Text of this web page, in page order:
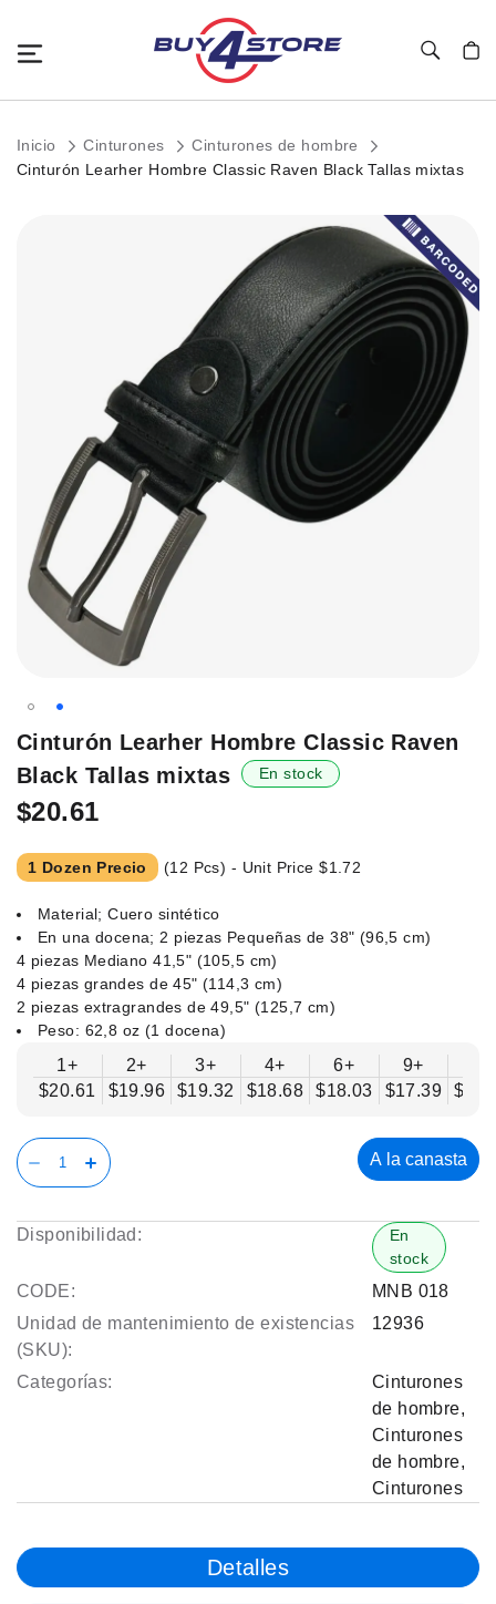
Inicio Cinturones
Cinturones de hombre
Cinturón Learher Hombre Classic Raven Black Tallas mixtas
Saltar
principio
de
la
galería
de
Cinturón Learher Hombre Classic Raven
Black Tallas mixtas
En stock
$20.61
1 Dozen Precio (12 Pcs) - Unit Price$1.72
Material; Cuero sintético
En una docena; 2 piezas Pequeñas de 38" (96,5 cm)
4 piezas Mediano 41,5" (105,5 cm)
4 piezas grandes de 45" (114,3 cm)
2 piezas extragrandes de 49,5" (125,7 cm)
Peso: 62,8 oz (1 docena)
1+
$20.61
2+
$19.96
3+
$19.32
4+
$18.68
6+
$18.03
9+
$17.39
A la canasta
Disponibilidad:
En
stock
CODE:
MNB 018
Unidad de mantenimiento de existencias
(SKU):
12936
Categorías:
Cinturones
de hombre,
Cinturones
de hombre,
Cinturones
Detalles